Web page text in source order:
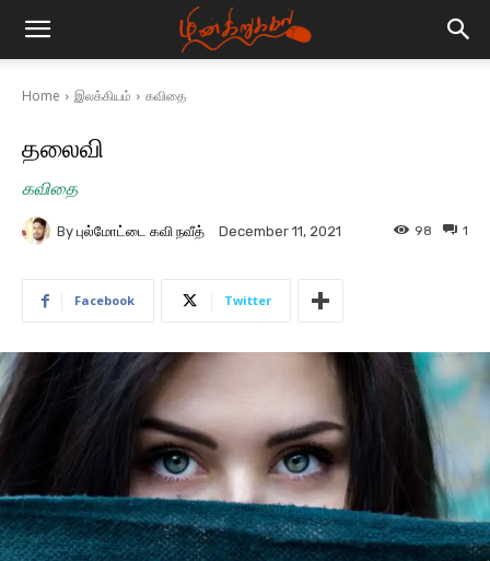
Home இலக்கியம் கவிதை
தலைவி
கவிதை
By புல்மோட்டை கவி நவீத் December 11, 2021 1
98
Facebook Twitter